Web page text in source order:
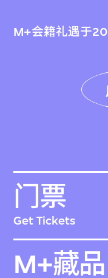
M+会籍礼遇于
门票
Get Tickets
M+藏品